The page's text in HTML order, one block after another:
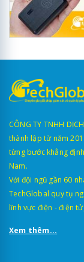
CÔNG TY TNHH
thành lập từ năm
từng bước khẳng
Nam.
Với đội ngũ gần 60
TechGlobal quy tụ
lĩnh vực điện - điện
Xem thêm...